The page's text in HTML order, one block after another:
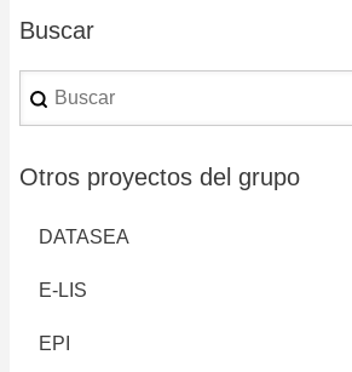
Buscar
Buscar
Otros proyectos del grupo
DATASEA
E-LIS
EPI